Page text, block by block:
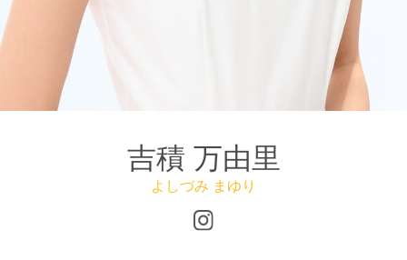
吉積 万由里
よしづみ まゆり